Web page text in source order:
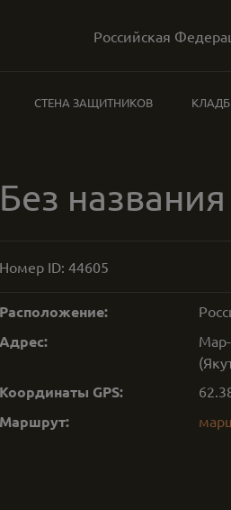
Российская
СТЕНА ЗАЩИТНИКОВ
Без названия
Номер ID: 44605
Расположение:
Адрес:
Координаты GPS:
Маршрут: